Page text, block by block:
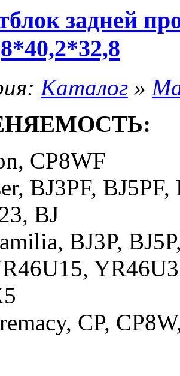
задней
Каталог »
CP8WF
BJ3PF,
BJ
BJ3P,
CP,